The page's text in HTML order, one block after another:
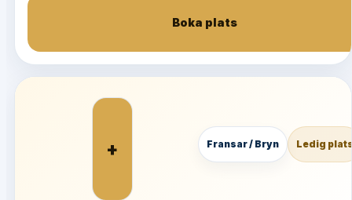
Boka plats
+ Fransar / Bryn Ledig